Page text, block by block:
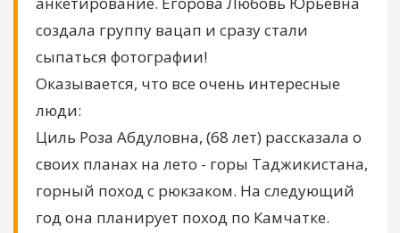
создала группу вацап и сразу стали
сыпаться фотографии!
Оказывается, что все очень интересные
люди:
Циль Роза Абдуловна, (68 лет) рассказала о
своих планах на лето - горы Таджикистана,
горный поход с рюкзаком. На следующий
год она планирует поход по Камчатке.